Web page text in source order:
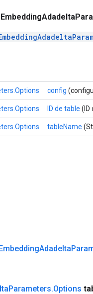
config
ID de table (ID
tableName
Adadelta
Parameters.Options